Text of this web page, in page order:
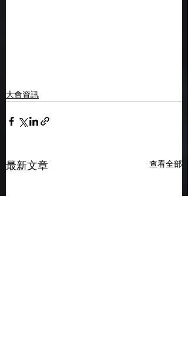
大會資訊
最新文章 查看全部